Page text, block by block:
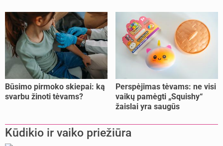
Būsimo pirmoko skiepai: ką
svarbu žinoti tėvams?
Perspėjimas tėvams: ne visi
vaikų pamėgti „Squishy“
žaislai yra saugūs
Kūdikio ir vaiko priežiūra